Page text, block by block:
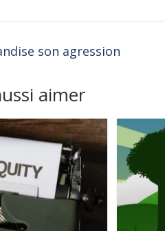
son agression
aimer